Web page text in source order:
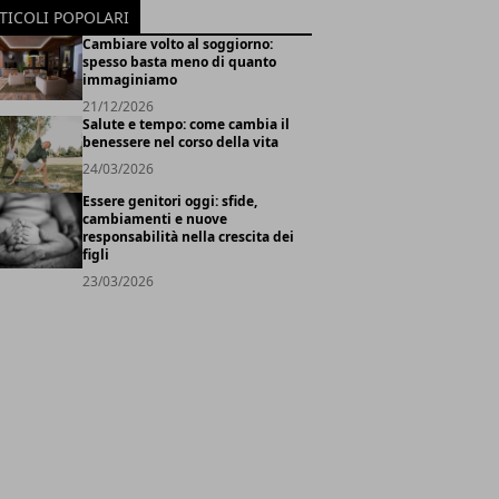
POPOLARI
Cambiare volto al soggiorno:
spesso basta meno di quanto
immaginiamo
21/12/2026
Salute e tempo: come cambia il
benessere nel corso della vita
24/03/2026
Essere genitori oggi: sfide,
cambiamenti e nuove
responsabilità nella crescita dei
figli
23/03/2026